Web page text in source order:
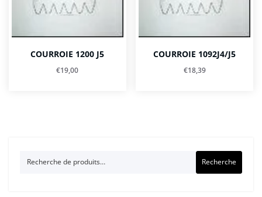
COURROIE 1200 J5
€19,00
COURROIE 1092J4/J5
€18,39
Recherche